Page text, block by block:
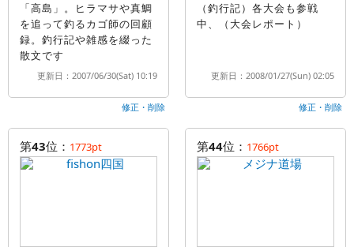
「高島」。ヒラマサや真鯛
を追って釣るカゴ師の回顧
録。釣行記や雑感を綴った
散文です
更新日：2007/06/30(Sat) 10:19
修正・削除
（釣行記）各大会も参戦
中、（大会レポート）
更新日：2008/01/27(Sun) 02:05
修正・削除
第43位： 1773pt 第44位： 1766pt